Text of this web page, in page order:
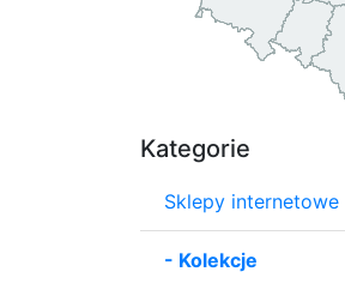
Kategorie
Sklepy internetowe
- Kolekcje